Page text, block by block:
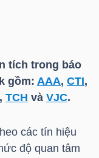
tích trong báo
gồm: AAA, CTI,
, TCH và VJC.
các tín hiệu
độ quan tâm